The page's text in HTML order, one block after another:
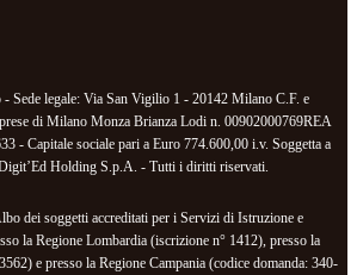
Sede legale: Via San Vigilio 1 - 20142 Milano C.F. e
di Milano Monza Brianza Lodi n. 00902000769REA
- Capitale sociale pari a Euro 774.600,00 i.v. Soggetta a
Holding S.p.A. - Tutti i diritti riservati.
dei soggetti accreditati per i Servizi di Istruzione e
la Regione Lombardia (iscrizione n° 1412), presso la
e presso la Regione Campania (codice domanda: 340-